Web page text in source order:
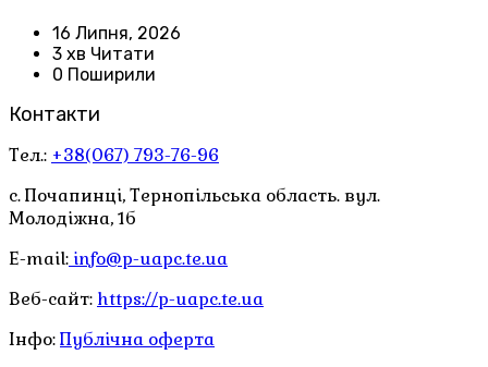
16 Липня, 2026
3 хв Читати
0 Поширили
Контакти
Тел.: +38(067) 793-76-96
с. Почапинці, Тернопільська область. вул.
Молодіжна, 1б
E-mail: info@p-uapc.te.ua
Веб-сайт: https://p-uapc.te.ua
Інфо:Публічна оферта